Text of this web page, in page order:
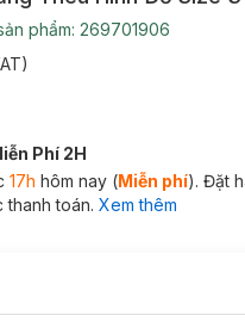
phẩm: 269701906
Phí 2H
17h hôm nay (Miễn phí). Đặt
thanh toán. Xem thêm